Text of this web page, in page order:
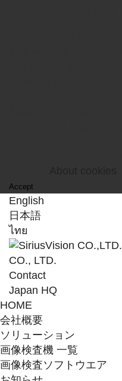
Accept
English
日本語
ไทย
CO., LTD.
Contact
Japan HQ
HOME
会社概要
ソリューション
画像検査機 一覧
画像検査ソフトウエア